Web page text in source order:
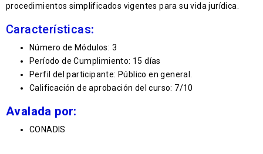
procedimientos simplificados vigentes para su vida jurídica.
Características:
Número de Módulos: 3
Período de Cumplimiento: 15 días
Perfil del participante: Público en general.
Calificación de aprobación del curso: 7/10
Avalada por:
CONADIS